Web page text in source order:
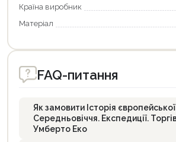
Країна виробник
Матеріал
FAQ-питання
Як замовити Історія європейської
Середньовіччя. Експедиції.
Умберто Еко